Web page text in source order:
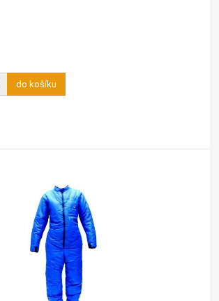
do košíku